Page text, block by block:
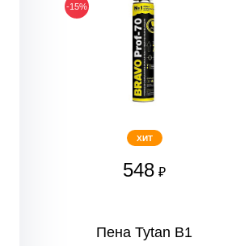
-15%
ХИТ
548 ₽
Пена Tytan В1